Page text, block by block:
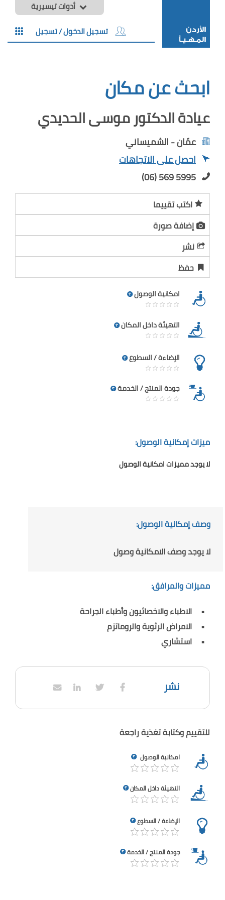
أدوات تيسيرية
تسجيل الدخول / تسجيل
ابحث عن مكان
عيادة الدكتور موسى الحديدي
عمّان - الشميساني
احصل على الاتجاهات
(06) 569 5995
اكتب تقييما
إضافة صورة
نشر
حفظ
امكانية الوصول
التهيئة داخل المكان
الإضاءة / السطوع
جودة المنتج / الخدمة
ميزات إمكانية الوصول:
لا يوجد مميزات امكانية الوصول
وصف إمكانية الوصول:
لا يوجد وصف الامكانية وصول
مميزات والمرافق:
الاطباء والاخصائيون وأطباء الجراحة
الامراض الرثوية والروماتزم
استشاري
نشر
للتقييم وكتابة تغذية راجعة
امكانية الوصول
التهيئة داخل المكان
الإضاءة / السطوع
جودة المنتج / الخدمة